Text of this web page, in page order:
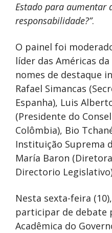
Estado para aumentar
responsabilidade?”.
O painel foi
líder das Américas
nomes de destaque
Rafael Simancas
Espanha), Luis
(Presidente do
Colômbia), Bio
Instituição Suprema
María Baron
Directorio
Nesta sexta-feira
participar de debate
Acadêmica do